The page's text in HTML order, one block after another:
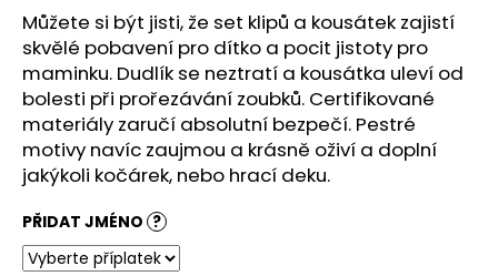
Můžete si být jisti, že set klipů a kousátek zajistí
skvělé pobavení pro dítko a pocit jistoty pro
maminku. Dudlík se neztratí a kousátka uleví od
bolesti při prořezávání zoubků. Certifikované
materiály zaručí absolutní bezpečí. Pestré
motivy navíc zaujmou a krásně oživí a doplní
jakýkoli kočárek, nebo hrací deku.
PŘIDAT JMÉNO ?
D
o
p
o
r
u
č
u
j